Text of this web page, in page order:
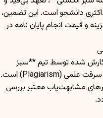
دانشجو است. این تضمین،
و قیمت انجام پایان نامه در
شده توسط تیم **سبز
انگشتی** کاملاً اصیل و عاری از هرگونه سرقت علمی (Plagiarism) است.
مشابهت‌یاب معتبر بررسی